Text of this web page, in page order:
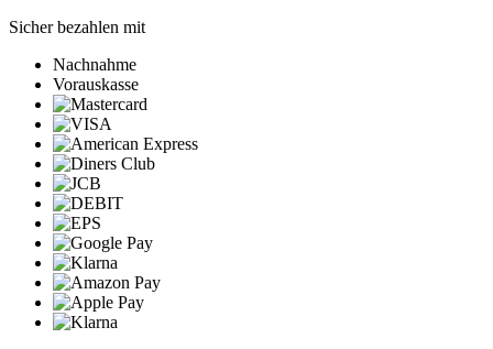
Sicher bezahlen mit
Nachnahme
Vorauskasse